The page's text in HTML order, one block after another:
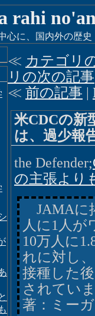
rahi
心に、国内外の歴
≪ カテゴリ
リの次の記事
≪ 前の記事 |
米CDCの新
は、過少報
the Defender;
の主張より
JAMAに
人に1人が
10万人に
れに対し
接種した
されてい
著：ミー